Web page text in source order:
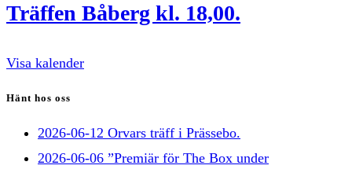
Träffen Båberg kl. 18,00.
Visa kalender
Hänt hos oss
2026-06-12 Orvars träff i Prässebo.
2026-06-06 ”Premiär för The Box under